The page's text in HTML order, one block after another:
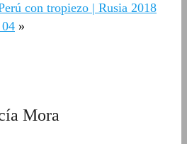
con tropiezo | Rusia 2018
»
Mora